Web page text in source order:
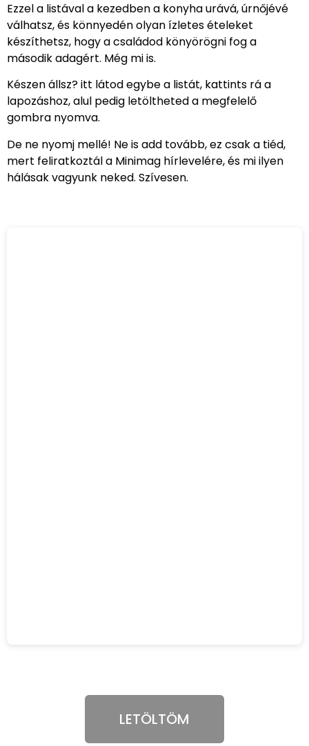
Ezzel a listával a kezedben a konyha urává, úrnőjévé
válhatsz, és könnyedén olyan ízletes ételeket
készíthetsz, hogy a családod könyörögni fog a
második adagért. Még mi is.
Készen állsz? itt látod egybe a listát, kattints rá a
lapozáshoz, alul pedig letöltheted a megfelelő
gombra nyomva.
De ne nyomj mellé! Ne is add tovább, ez csak a tiéd,
mert feliratkoztál a Minimag hírlevelére, és mi ilyen
hálásak vagyunk neked. Szívesen.
LETÖLTÖM